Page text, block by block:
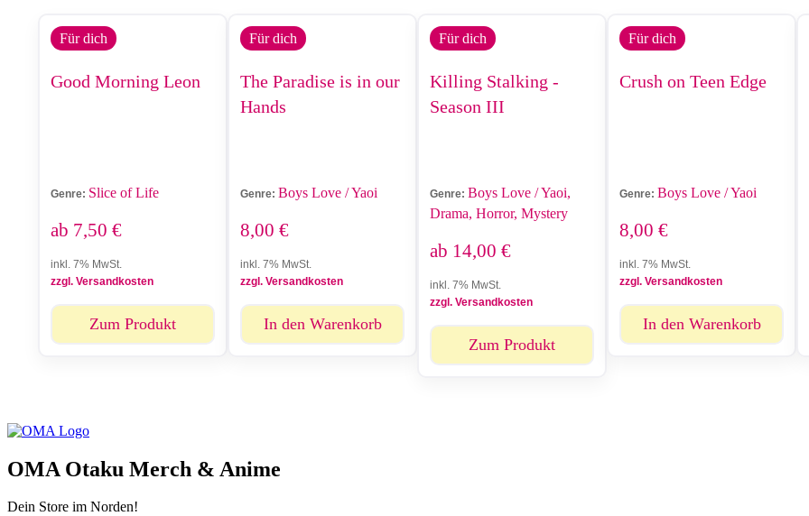
Für dich
Good Morning Leon
Genre: Slice of Life
ab 7,50 €
inkl. 7% MwSt.
zzgl. Versandkosten
Zum Produkt
Für dich
The Paradise is in our
Hands
Genre: Boys Love / Yaoi
8,00 €
inkl. 7% MwSt.
zzgl. Versandkosten
In den Warenkorb
Für dich
Killing Stalking -
Season III
Genre: Boys Love / Yaoi,
Drama, Horror, Mystery
ab 14,00 €
inkl. 7% MwSt.
zzgl. Versandkosten
Zum Produkt
Für dich
Crush on Teen Edge
Genre: Boys Love / Yaoi
8,00 €
inkl. 7% MwSt.
zzgl. Versandkosten
In den Warenkorb
OMA Otaku Merch & Anime
Dein Store im Norden!